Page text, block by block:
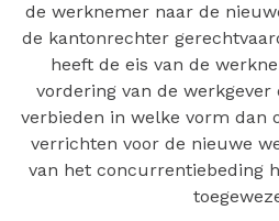
de werknemer naar de
de kantonrechter
heeft de eis van de
vordering van de
verbieden in welke vorm dan
verrichten voor de nieuwe
van het concurrentiebeding